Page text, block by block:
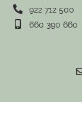
922 712 500
660 390 660